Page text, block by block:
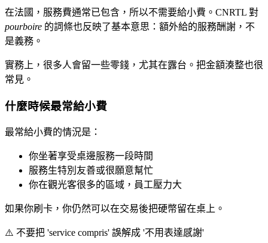
在法國，服務費通常已包含，所以不需要給小費。CNRTL 對
pourboire 的詞條也反映了基本意思：額外給的服務酬謝，不
是義務。
實務上，很多人會留一些零錢，尤其在露台。把金額湊整也很
常見。
什麼時候最常給小費
最常給小費的情況是：
你坐著享受桌邊服務一段時間
服務生特別友善或很願意幫忙
你在觀光客很多的區域，員工壓力大
如果你刷卡，你仍然可以在交易後把硬幣留在桌上。
⚠️ 不要把 'service compris' 誤解成 '不用表達感謝'